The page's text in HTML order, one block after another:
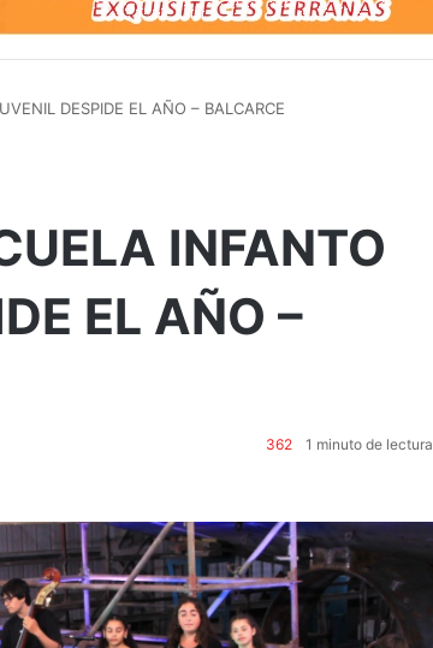
DESPIDE EL AÑO – BALCARCE
INFANTO
EL AÑO –
362 1 minuto de lectura